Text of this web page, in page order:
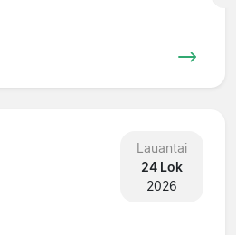
Lauantai
24 Lok
2026